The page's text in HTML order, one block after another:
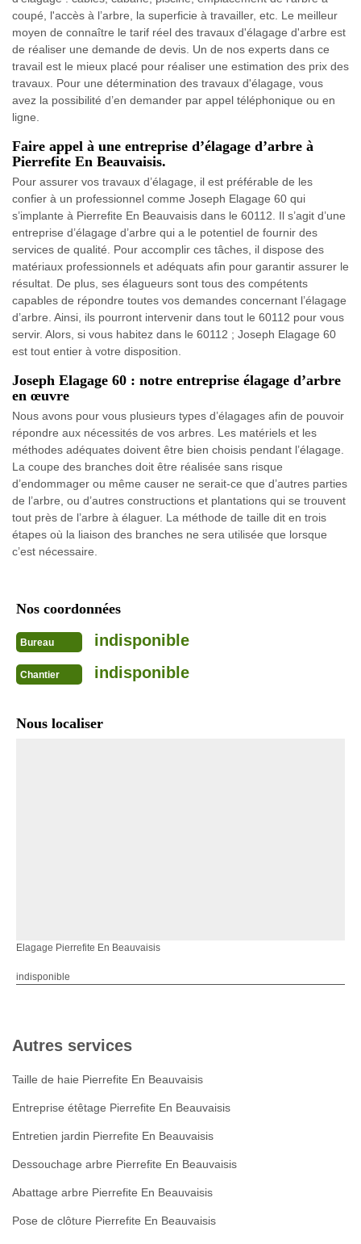
coupé, l'accès à l’arbre, la superficie à travailler, etc. Le meilleur
moyen de connaître le tarif réel des travaux d'élagage d'arbre est
de réaliser une demande de devis. Un de nos experts dans ce
travail est le mieux placé pour réaliser une estimation des prix des
travaux. Pour une détermination des travaux d'élagage, vous
avez la possibilité d’en demander par appel téléphonique ou en
ligne.
Faire appel à une entreprise d’élagage d’arbre à
Pierrefite En Beauvaisis.
Pour assurer vos travaux d’élagage, il est préférable de les
confier à un professionnel comme Joseph Elagage 60 qui
s’implante à Pierrefite En Beauvaisis dans le 60112. Il s’agit d’une
entreprise d’élagage d’arbre qui a le potentiel de fournir des
services de qualité. Pour accomplir ces tâches, il dispose des
matériaux professionnels et adéquats afin pour garantir assurer le
résultat. De plus, ses élagueurs sont tous des compétents
capables de répondre toutes vos demandes concernant l’élagage
d’arbre. Ainsi, ils pourront intervenir dans tout le 60112 pour vous
servir. Alors, si vous habitez dans le 60112 ; Joseph Elagage 60
est tout entier à votre disposition.
Joseph Elagage 60 : notre entreprise élagage d’arbre
en œuvre
Nous avons pour vous plusieurs types d’élagages afin de pouvoir
répondre aux nécessités de vos arbres. Les matériels et les
méthodes adéquates doivent être bien choisis pendant l’élagage.
La coupe des branches doit être réalisée sans risque
d’endommager ou même causer ne serait-ce que d’autres parties
de l’arbre, ou d’autres constructions et plantations qui se trouvent
tout près de l’arbre à élaguer. La méthode de taille dit en trois
étapes où la liaison des branches ne sera utilisée que lorsque
c’est nécessaire.
Nos coordonnées
Bureau indisponible
Chantier indisponible
Nous localiser
Elagage Pierrefite En Beauvaisis
indisponible
Autres services
Taille de haie Pierrefite En Beauvaisis
Entreprise étêtage Pierrefite En Beauvaisis
Entretien jardin Pierrefite En Beauvaisis
Dessouchage arbre Pierrefite En Beauvaisis
Abattage arbre Pierrefite En Beauvaisis
Pose de clôture Pierrefite En Beauvaisis